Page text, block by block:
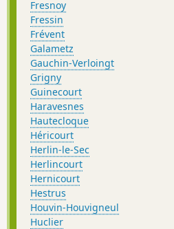
Fresnoy
Fressin
Frévent
Galametz
Gauchin-Verloingt
Grigny
Guinecourt
Haravesnes
Hautecloque
Héricourt
Herlin-le-Sec
Herlincourt
Hernicourt
Hestrus
Houvin-Houvigneul
Huclier